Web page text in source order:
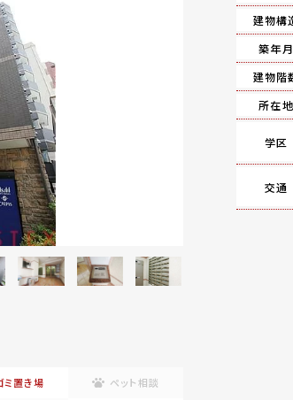
ミ置き場 ペット相談
建物構
築年月
建物階
所在地
学区
交通